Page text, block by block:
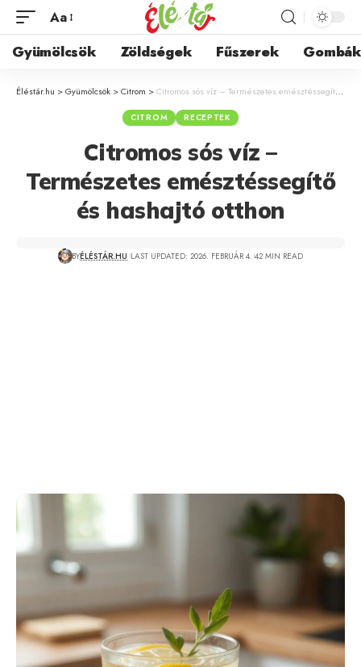
Aa
Gyümölcsök Zöldségek Fűszerek Gombák
Éléstár.hu >Gyümölcsök >Citrom >Citromos sós víz – Természetes emésztéssegítő és hashajtó otthon
CITROM RECEPTEK
Citromos sós víz –
Természetes emésztéssegítő
és hashajtó otthon
BYÉLÉSTÁR.HU LAST UPDATED: 2026. FEBRUÁR 4. 42 MIN READ